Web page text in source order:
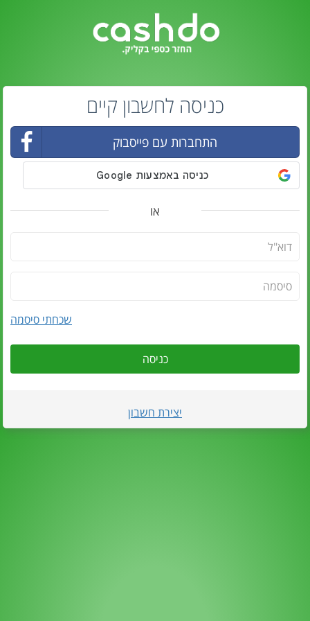
כניסה לחשבון קיים
התחברות עם פייסבוק
או
שכחתי סיסמה
כניסה
יצירת חשבון